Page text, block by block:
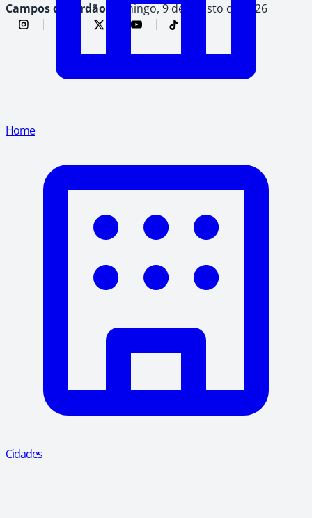
Campos do Jordão, domingo, 9 de agosto de 2026
Home
Cidades